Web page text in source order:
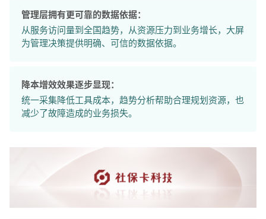
管理层拥有更可靠的数据依据：
从服务访问量到全国趋势，从资源压力到业务增长，大屏
为管理决策提供明确、可信的数据依据。
降本增效效果逐步显现：
统一采集降低工具成本，趋势分析帮助合理规划资源，也
减少了故障造成的业务损失。